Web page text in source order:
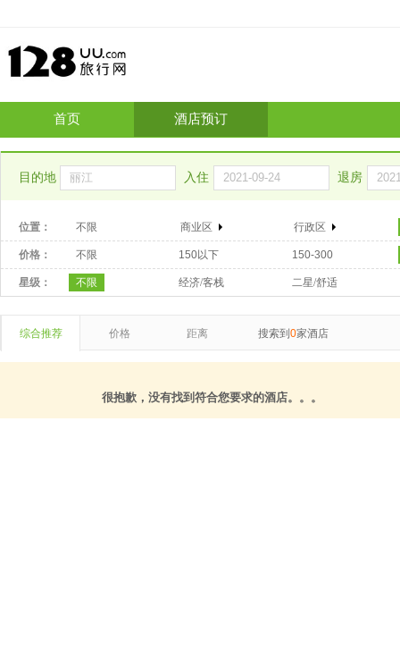
首页 酒店预订
目的地 入住 退房
位置： 不限 商业区 行政区
价格： 不限 150以下 150-300
星级： 不限 经济/客栈 二星/舒适
综合推荐 价格 距离 搜索到 0家酒店
很抱歉，没有找到符合您要求的酒店。。。